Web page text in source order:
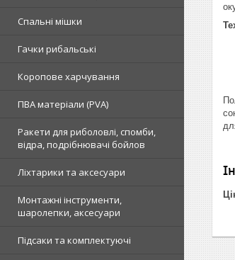
Спальні мішки
Гачки рибальські
Коропове харчування
ПВА матеріали (PVA)
Ракети для риболовлі, спомби,
відра, подрібнювачі бойлов
Ліхтарики та аксесуари
Монтажні інструменти,
шаролепки, аксесуари
Підсаки та комплектуючі